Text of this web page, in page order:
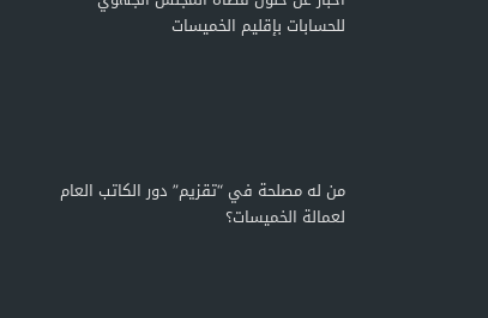
للحسابات بإقليم الخميسات
من له مصلحة في “تقزيم” دور الكاتب العام
لعمالة الخميسات؟